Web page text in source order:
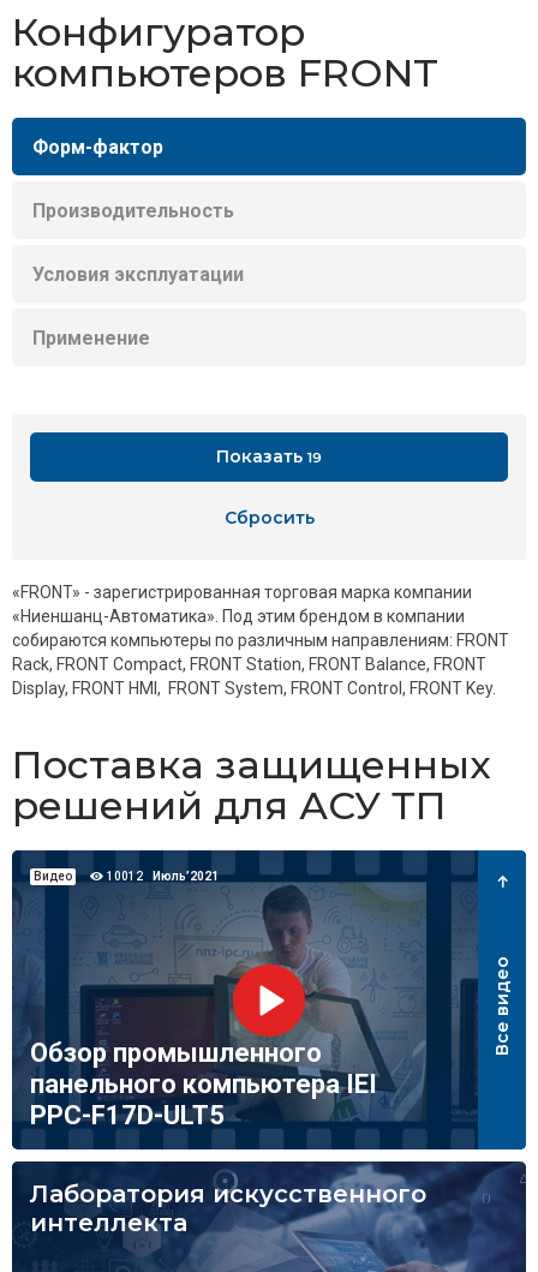
Конфигуратор
компьютеров FRONT
Форм-фактор
Производительность
Условия эксплуатации
Применение
Показать 19
Сбросить
«FRONT» - зарегистрированная торговая марка компании
«Ниеншанц-Автоматика». Под этим брендом в компании
собираются компьютеры по различным направлениям: FRONT
Rack, FRONT Compact, FRONT Station, FRONT Balance, FRONT
Display, FRONT HMI, FRONT System, FRONT Control, FRONT Key.
Поставка защищенных
решений для АСУ ТП
Видео 10012 Июль’2021
Обзор промышленного
панельного компьютера IEI
PPC-F17D-ULT5
Все видео
Лаборатория искусственного
интеллекта